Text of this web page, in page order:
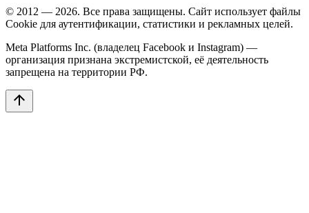
© 2012 — 2026. Все права защищены. Сайт использует файлы
Cookie для аутентификации, статистики и рекламных целей.
Meta Platforms Inc. (владелец Facebook и Instagram) —
организация признана экстремистской, её деятельность
запрещена на территории РФ.
arrow_upward